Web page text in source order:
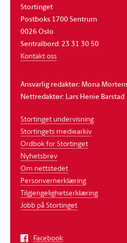
Stortinget
Postboks 1700 Sentrum
0026 Oslo
Sentralbord: 23 31 30 50
Kontakt oss
Ansvarlig redaktør: Mona
Nettredaktør: Lars Henie Barstad
Stortinget undervisning
Stortingets mediearkiv
Ordbok for Stortinget
Nyhetsbrev
Om nettstedet
Personvernerklæring
Tilgjengelighetserklæring
Jobb på Stortinget
Facebook